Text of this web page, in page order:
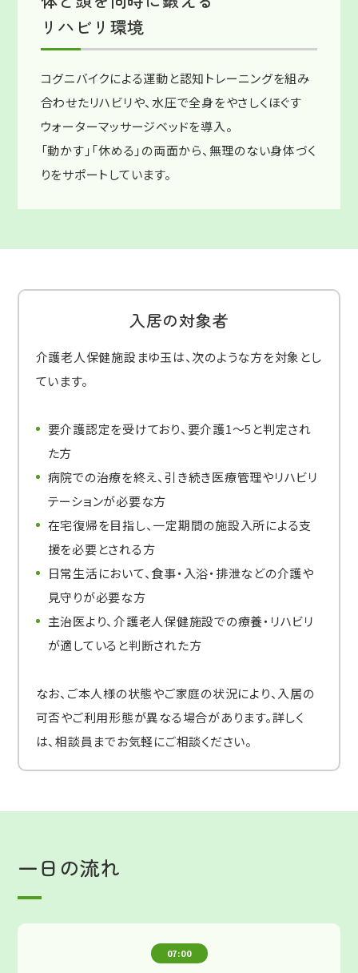
リハビリ環境
コグニバイクによる運動と認知トレーニングを組み
合わせたリハビリや、水圧で全身をやさしくほぐす
ウォーターマッサージベッドを導入。
「動かす」「休める」の両面から、無理のない身体づく
りをサポートしています。
入居の対象者
介護老人保健施設まゆ玉は、次のような方を対象とし
ています。
要介護認定を受けており、要介護1〜5と判定され
た方
病院での治療を終え、引き続き医療管理やリハビリ
テーションが必要な方
在宅復帰を目指し、一定期間の施設入所による支
援を必要とされる方
日常生活において、食事・入浴・排泄などの介護や
見守りが必要な方
主治医より、介護老人保健施設での療養・リハビリ
が適していると判断された方
なお、ご本人様の状態やご家庭の状況により、入居の
可否やご利用形態が異なる場合があります。詳しく
は、相談員までお気軽にご相談ください。
一日の流れ
07:00